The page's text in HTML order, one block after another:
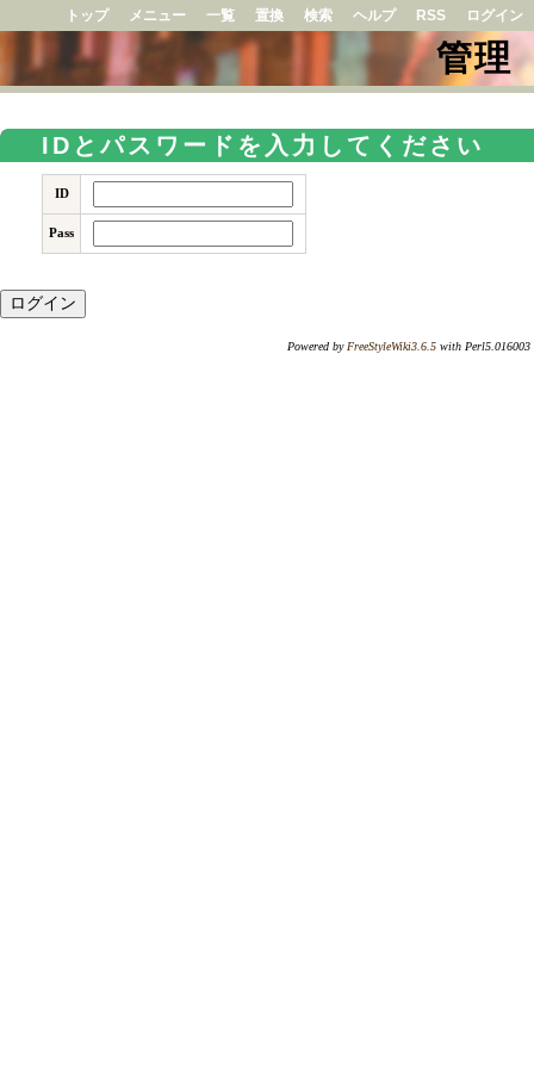
トップ メニュー 一覧 置換 検索 ヘルプ RSS ログイン
管理
IDとパスワードを入力してください
ID
Pass
Powered by FreeStyleWiki3.6.5 with Perl5.016003